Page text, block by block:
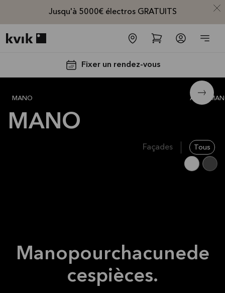
Jusqu'à 5000€ électros GRATUITS
Fixer un rendez-vous
MANO All
MANO
Façades Tous
Manopourchacunede
cespièces.